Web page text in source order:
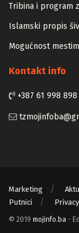
Tribina i program
Islamski propis
Mogućnost
Kontakt info
+387 61 998 898
Marketing
Putnici
© 2019 mojinfo.ba -